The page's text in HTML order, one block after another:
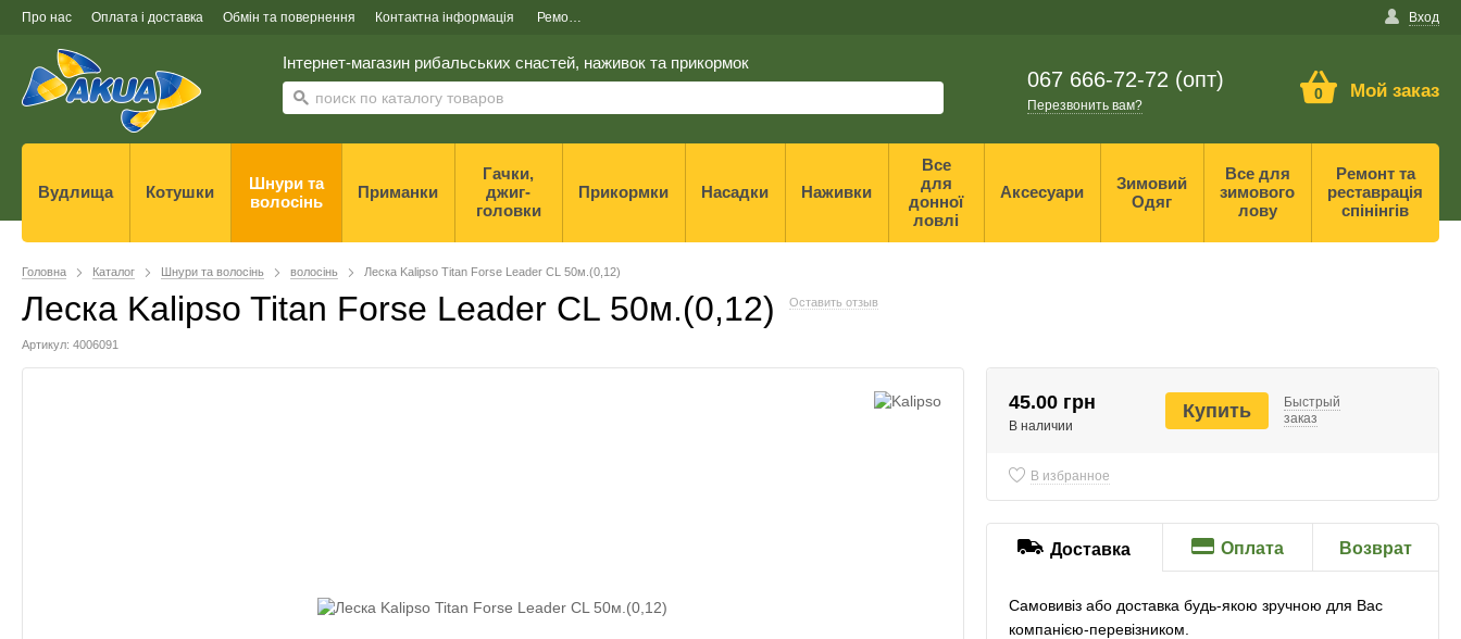
Про нас Оплата і доставка Обмін та повернення Контактна інформація Ремонт та реставрація спінінгів Вход
Інтернет-магазин рибальських снастей, наживок та прикормок
067 666-72-72 (опт)
Перезвонить вам?
0 Мой заказ
Вудлища Котушки
Шнури та
волосінь
Приманки
Гачки,
джиг-
головки
Прикормки Насадки Наживки
Все
для
донної
ловлі
Аксесуари
Зимовий
Одяг
Все для
зимового
лову
Ремонт та
реставрація
спінінгів
Головна Каталог Шнури та волосінь волосінь Леска Kalipso Titan Forse Leader CL 50м.(0,12)
Леска Kalipso Titan Forse Leader CL 50м.(0,12) Оставить отзыв
Артикул: 4006091
45.00 грн
В наличии
Купить
Быстрый
заказ
В избранное
Доставка Оплата Возврат
Самовивіз або доставка будь-якою зручною для Вас
компанією-перевізником.